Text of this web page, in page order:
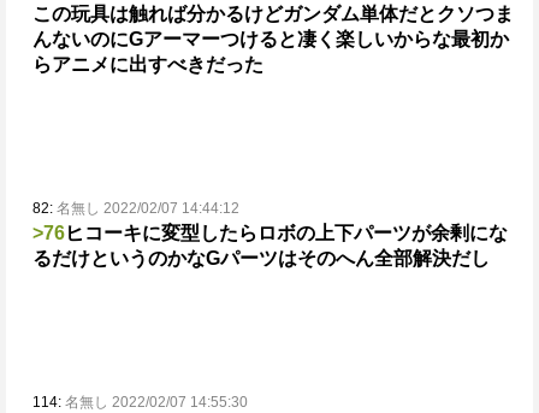
この玩具は触れば分かるけどガンダム単体だとクソつま
んないのにGアーマーつけると凄く楽しいからな最初か
らアニメに出すべきだった
82: 名無し 2022/02/07 14:44:12
>76ヒコーキに変型したらロボの上下パーツが余剰にな
るだけというのかなGパーツはそのへん全部解決だし
114: 名無し 2022/02/07 14:55:30